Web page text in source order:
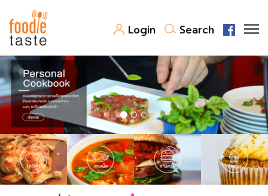
Login Search
สูตรอาหาร
สูตรอาหารล่าสุด
Top Foodie
พาไปชิม
สารพันก้นครัว
เคล็ดลับน่ารู้
FoodPedia